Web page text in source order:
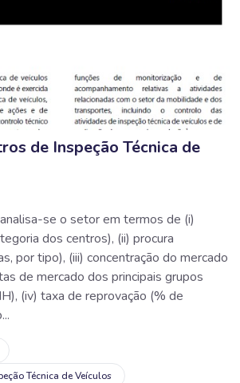
de Inspeção Técnica de
se o setor em termos de (i)
dos centros), (ii) procura
por tipo), (iii) concentração do mercado
de mercado dos principais grupos
(iv) taxa de reprovação (% de
Técnica de Veículos